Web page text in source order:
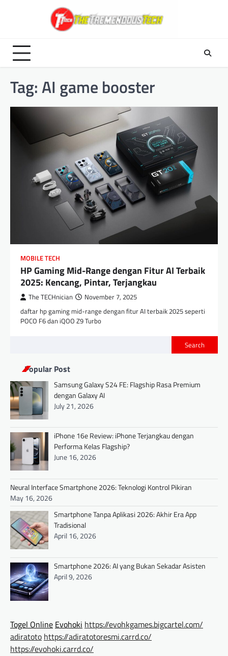
Tag:AI game booster
MOBILE TECH
HP Gaming Mid-Range dengan Fitur AI Terbaik
2025: Kencang, Pintar, Terjangkau
The TECHnician November 7, 2025
daftar hp gaming mid-range dengan fitur AI terbaik 2025 seperti
POCO F6 dan iQOO Z9 Turbo
Search
Popular Post
Samsung Galaxy S24 FE: Flagship Rasa Premium
dengan Galaxy AI
July 21, 2026
iPhone 16e Review: iPhone Terjangkau dengan
Performa Kelas Flagship?
June 16, 2026
Neural Interface Smartphone 2026: Teknologi Kontrol Pikiran
May 16, 2026
Smartphone Tanpa Aplikasi 2026: Akhir Era App
Tradisional
April 16, 2026
Smartphone 2026: AI yang Bukan Sekadar Asisten
April 9, 2026
Togel Online Evohoki https://evohkgames.bigcartel.com/
adiratoto https://adiratotoresmi.carrd.co/
https://evohoki.carrd.co/